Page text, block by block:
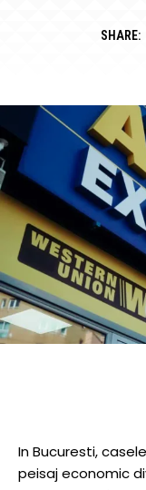
SHARE:
In Bucuresti,
peisaj economic